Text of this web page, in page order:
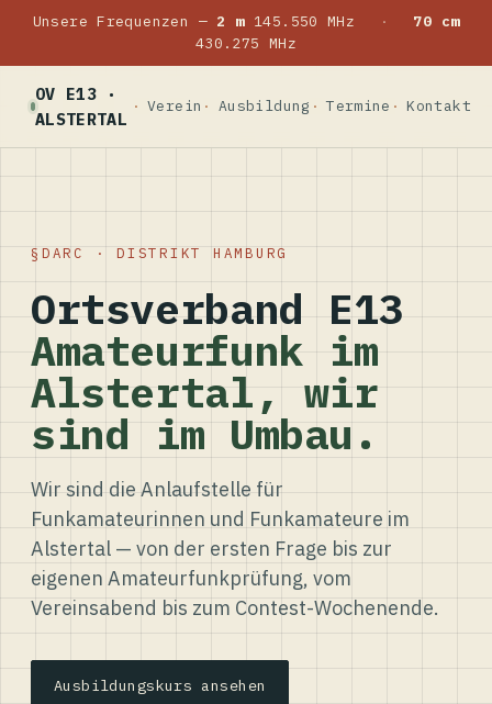
Unsere Frequenzen — 2 m145.550 MHz ·
70 cm
430.275 MHz
OV E13 ·
ALSTERTAL
Verein Ausbildung Termine Kontakt
DARC · DISTRIKT HAMBURG
Ortsverband E13
Amateurfunk im
Alstertal, wir
sind im Umbau.
Wir sind die Anlaufstelle für
Funkamateurinnen und Funkamateure im
Alstertal — von der ersten Frage bis zur
eigenen Amateurfunkprüfung, vom
Vereinsabend bis zum Contest-Wochenende.
Ausbildungskurs ansehen